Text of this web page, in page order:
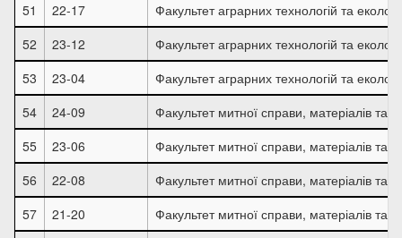
51
22-17
Факультет аграрних технологій та екології
52
23-12
Факультет аграрних технологій та екології
53
23-04
Факультет аграрних технологій та екології
54
24-09
Факультет митної справи, матеріалів та
55
23-06
Факультет митної справи, матеріалів та
56
22-08
Факультет митної справи, матеріалів та
57
21-20
Факультет митної справи, матеріалів та